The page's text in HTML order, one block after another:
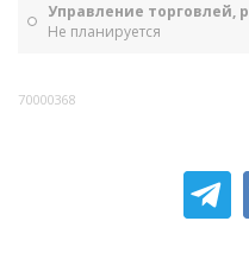
Управление торговлей,
Не планируется
70000368